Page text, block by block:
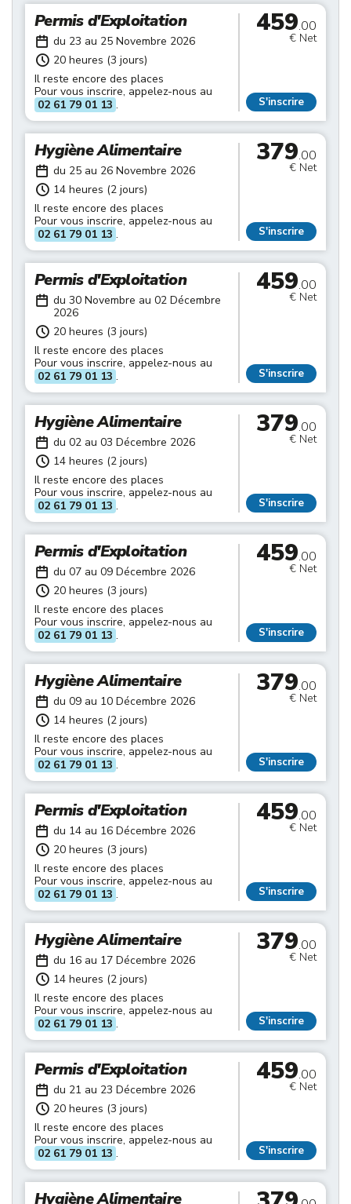
Permis d'Exploitation
du 23 au 25 Novembre 2026
20 heures (3 jours)
Il reste encore des places
Pour vous inscrire, appelez-nous au
02 61 79 01 13 .
459.00
€ Net
S'inscrire
Hygiène Alimentaire
du 25 au 26 Novembre 2026
14 heures (2 jours)
Il reste encore des places
Pour vous inscrire, appelez-nous au
02 61 79 01 13 .
379.00
€ Net
S'inscrire
Permis d'Exploitation
du 30 Novembre au 02 Décembre
2026
20 heures (3 jours)
Il reste encore des places
Pour vous inscrire, appelez-nous au
02 61 79 01 13 .
459.00
€ Net
S'inscrire
Hygiène Alimentaire
du 02 au 03 Décembre 2026
14 heures (2 jours)
Il reste encore des places
Pour vous inscrire, appelez-nous au
02 61 79 01 13 .
379.00
€ Net
S'inscrire
Permis d'Exploitation
du 07 au 09 Décembre 2026
20 heures (3 jours)
Il reste encore des places
Pour vous inscrire, appelez-nous au
02 61 79 01 13 .
459.00
€ Net
S'inscrire
Hygiène Alimentaire
du 09 au 10 Décembre 2026
14 heures (2 jours)
Il reste encore des places
Pour vous inscrire, appelez-nous au
02 61 79 01 13 .
379.00
€ Net
S'inscrire
Permis d'Exploitation
du 14 au 16 Décembre 2026
20 heures (3 jours)
Il reste encore des places
Pour vous inscrire, appelez-nous au
02 61 79 01 13 .
459.00
€ Net
S'inscrire
Hygiène Alimentaire
du 16 au 17 Décembre 2026
14 heures (2 jours)
Il reste encore des places
Pour vous inscrire, appelez-nous au
02 61 79 01 13 .
379.00
€ Net
S'inscrire
Permis d'Exploitation
du 21 au 23 Décembre 2026
20 heures (3 jours)
Il reste encore des places
Pour vous inscrire, appelez-nous au
02 61 79 01 13 .
459.00
€ Net
S'inscrire
Hygiène Alimentaire